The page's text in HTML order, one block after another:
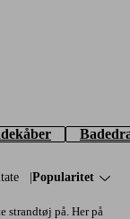
Sorter efter:
Popularitet
strandtøj på. Her på